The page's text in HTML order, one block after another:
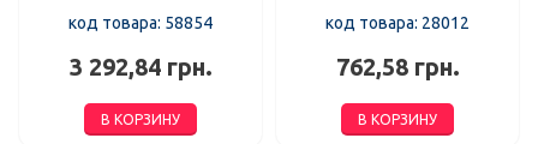
код товара: 58854
3 292,84 грн.
В КОРЗИНУ
код товара: 28012
762,58 грн.
В КОРЗИНУ